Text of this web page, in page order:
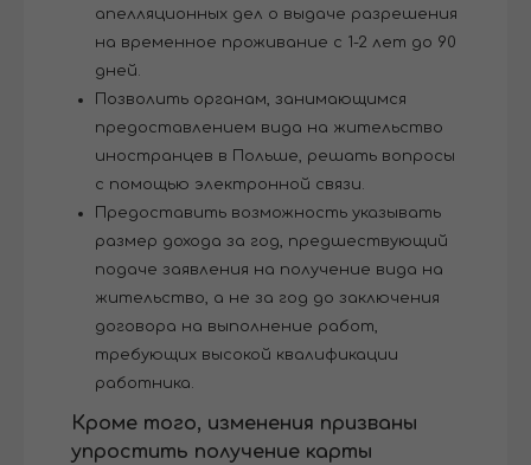
апелляционных дел о выдаче разрешения
на временное проживание с 1-2 лет до 90
дней.
Позволить органам, занимающимся
предоставлением вида на жительство
иностранцев в Польше, решать вопросы
с помощью электронной связи.
Предоставить возможность указывать
размер дохода за год, предшествующий
подаче заявления на получение вида на
жительство, а не за год до заключения
договора на выполнение работ,
требующих высокой квалификации
работника.
Кроме того, изменения призваны
упростить получение карты